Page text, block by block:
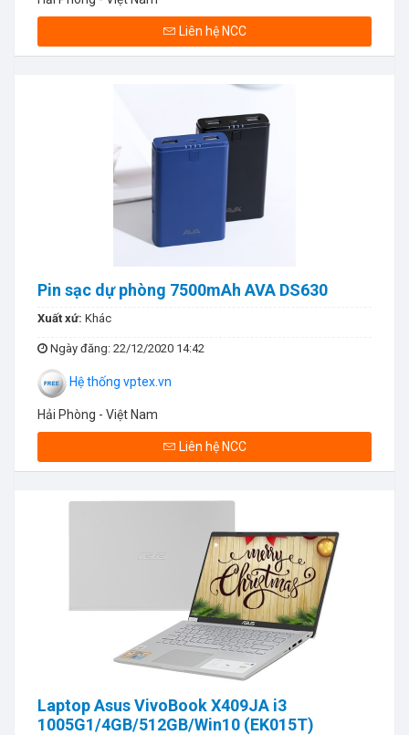
Liên hệ NCC
Pin sạc dự phòng 7500mAh AVA DS630
Xuất xứ: Khác
Ngày đăng: 22/12/2020 14:42
Hệ thống vptex.vn
Hải Phòng - Việt Nam
Liên hệ NCC
Laptop Asus VivoBook X409JA i3
1005G1/4GB/512GB/Win10 (EK015T)